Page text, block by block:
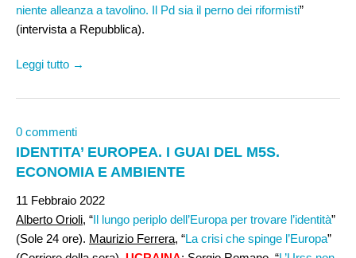
niente alleanza a tavolino. Il Pd sia il perno dei riformisti”
(intervista a Repubblica).
Leggi tutto →
0 commenti
IDENTITA’ EUROPEA. I GUAI DEL M5S.
ECONOMIA E AMBIENTE
11 Febbraio 2022
Alberto Orioli, “Il lungo periplo dell’Europa per trovare l’identità”
(Sole 24 ore). Maurizio Ferrera, “La crisi che spinge l’Europa”